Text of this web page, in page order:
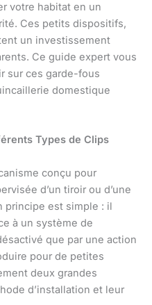
votre habitat en un
Ces petits dispositifs,
un investissement
Ce guide expert vous
sur ces garde-fous
domestique
Types de Clips
conçu pour
d’un tiroir ou d’une
principe est simple : il
à un système de
que par une action
pour de petites
deux grandes
d’installation et leur